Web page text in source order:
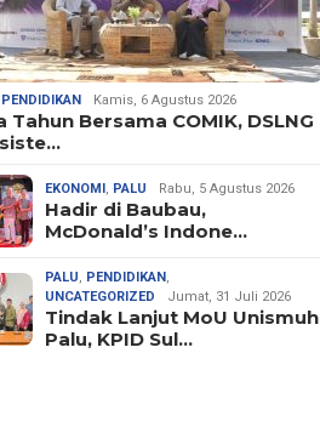
PENDIDIKAN Kamis, 6 Agustus 2026
Tahun Bersama COMIK, DSLNG
EKONOMI, PALU Rabu, 5 Agustus 2026
Hadir di Baubau,
McDonald’s Indone…
PALU, PENDIDIKAN,
UNCATEGORIZED
Jumat, 31 Juli 2026
Tindak Lanjut MoU Unismuh
Palu, KPID Sul…